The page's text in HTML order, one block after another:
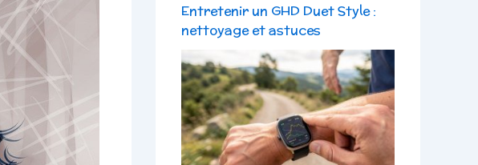
Entretenir un GHD Duet Style :
nettoyage et astuces